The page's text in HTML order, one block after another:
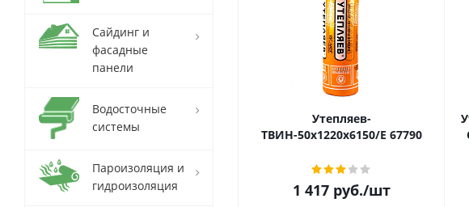
Утепляев-
ТВИН-50х1220х6150/Е 67790
1 417 руб./шт
Сайдинг и
фасадные
панели
Водосточные
системы
Пароизоляция и
гидроизоляция